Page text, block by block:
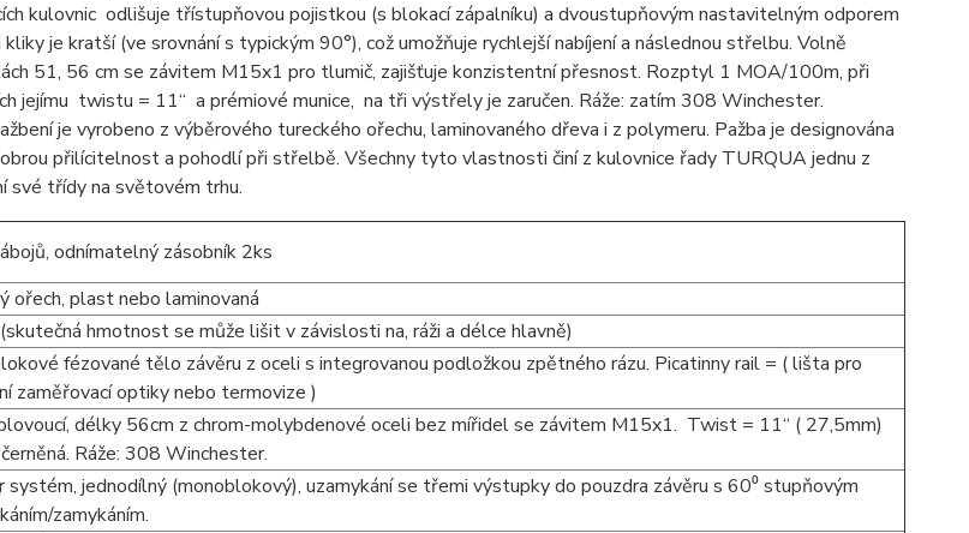
kulovnic odlišuje třístupňovou pojistkou (s blokací zápalníku) a dvoustupňovým nastavitelným odporem
je kratší (ve srovnání s typickým 90°), což umožňuje rychlejší nabíjení a následnou střelbu. Volně
51, 56 cm se závitem M15x1 pro tlumič, zajišťuje konzistentní přesnost. Rozptyl 1 MOA/100m, při
jejímu twistu = 11“ a prémiové munice, na tři výstřely je zaručen. Ráže: zatím 308 Winchester.
je vyrobeno z výběrového tureckého ořechu, laminovaného dřeva i z polymeru. Pažba je designována
přilícitelnost a pohodlí při střelbě. Všechny tyto vlastnosti činí z kulovnice řady TURQUA jednu z
své třídy na světovém trhu.
odnímatelný zásobník 2ks
ořech, plast nebo laminovaná
hmotnost se může lišit v závislosti na, ráži a délce hlavně)
fézované tělo závěru z oceli s integrovanou podložkou zpětného rázu. Picatinny rail = ( lišta pro
zaměřovací optiky nebo termovize )
délky 56cm z chrom-molybdenové oceli bez mířidel se závitem M15x1. Twist = 11“ ( 27,5mm)
Ráže: 308 Winchester.
systém, jednodílný (monoblokový), uzamykání se třemi výstupky do pouzdra závěru s 60⁰ stupňovým
zamykáním.